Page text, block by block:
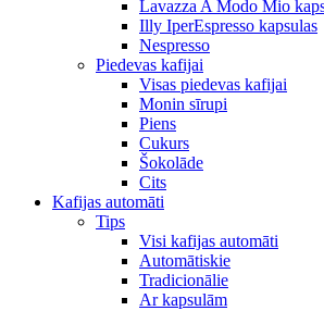
Lavazza A Modo Mio
Illy IperEspresso kapsulas
Nespresso
Piedevas kafijai
Visas piedevas kafijai
Monin sīrupi
Piens
Cukurs
Šokolāde
Cits
Kafijas automāti
Tips
Visi kafijas automāti
Automātiskie
Tradicionālie
Ar kapsulām